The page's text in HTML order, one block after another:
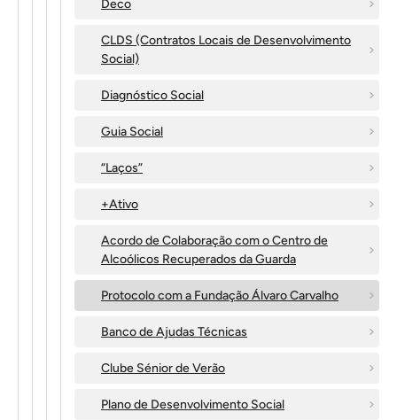
Deco
CLDS (Contratos Locais de Desenvolvimento
Social)
Diagnóstico Social
Guia Social
“Laços”
+Ativo
Acordo de Colaboração com o Centro de
Alcoólicos Recuperados da Guarda
Protocolo com a Fundação Álvaro Carvalho
Banco de Ajudas Técnicas
Clube Sénior de Verão
Plano de Desenvolvimento Social